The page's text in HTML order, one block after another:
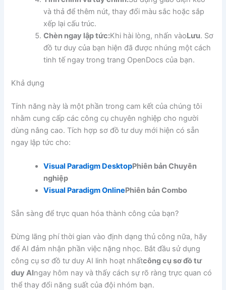
và thả để thêm nút, thay đổi màu sắc hoặc sắp
xếp lại cấu trúc.
Chèn ngay lập tức:Khi hài lòng, nhấn vàoLưu. Sơ
đồ tư duy của bạn hiện đã được nhúng một cách
tinh tế ngay trong trang OpenDocs của bạn.
Khả dụng
Tính năng này là một phần trong cam kết của chúng tôi
nhằm cung cấp các công cụ chuyên nghiệp cho người
dùng nâng cao. Tích hợp sơ đồ tư duy mới hiện có sẵn
ngay lập tức cho:
Visual Paradigm DesktopPhiên bản Chuyên
nghiệp
Visual Paradigm OnlinePhiên bản Combo
Sẵn sàng để trực quan hóa thành công của bạn?
Đừng lãng phí thời gian vào định dạng thủ công nữa, hãy
để AI đảm nhận phần việc nặng nhọc. Bắt đầu sử dụng
công cụ sơ đồ tư duy AI linh hoạt nhấtcông cụ sơ đồ tư
duy AIngay hôm nay và thấy cách sự rõ ràng trực quan có
thể thay đổi năng suất của đội nhóm bạn.